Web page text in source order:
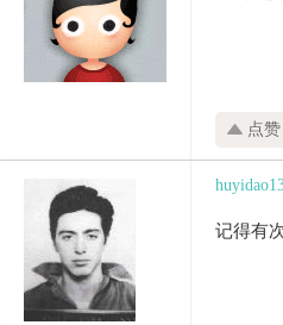
点赞
记得有